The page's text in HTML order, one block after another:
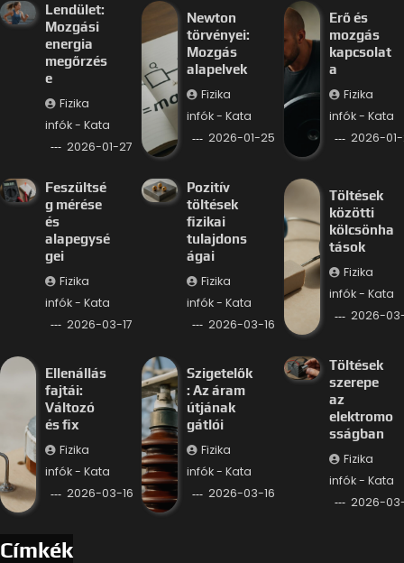
Lendület:
Mozgási
energia
megőrzés
e
Fizika
infók - Kata
2026-01-27
Newton
törvényei:
Mozgás
alapelvek
Fizika
infók - Kata
2026-01-25
Erő és
mozgás
kapcsolat
a
Fizika
infók - Kata
2026-
Feszültsé
g mérése
és
alapegysé
gei
Fizika
infók - Kata
2026-03-17
Pozitív
töltések
fizikai
tulajdons
ágai
Fizika
infók - Kata
2026-03-16
Töltések
közötti
kölcsönha
tások
Fizika
infók - Kata
2026-
Ellenállás
fajtái:
Változó
és fix
Fizika
infók - Kata
2026-03-16
Szigetelők
: Az áram
útjának
gátlói
Fizika
infók - Kata
2026-03-16
Töltések
szerepe
az
elektromo
sságban
Fizika
infók - Kata
2026-
Címkék